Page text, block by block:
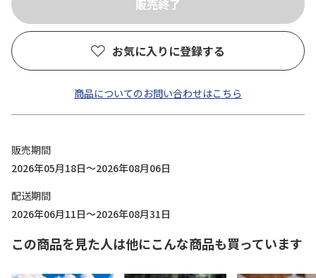
お気に入りに登録する
商品についてのお問い合わせはこちら
販売期間
2026年05月18日～2026年08月06日
配送期間
2026年06月11日～2026年08月31日
この商品を見た人は他にこんな商品も買っています